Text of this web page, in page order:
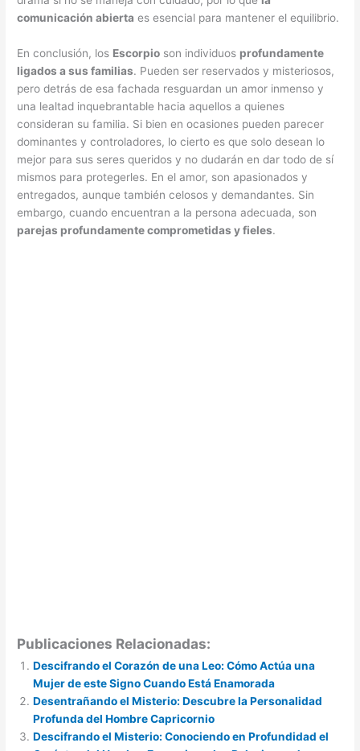
comunicación abierta es esencial para mantener el equilibrio.
En conclusión, los Escorpio son individuos profundamente
ligados a sus familias. Pueden ser reservados y misteriosos,
pero detrás de esa fachada resguardan un amor inmenso y
una lealtad inquebrantable hacia aquellos a quienes
consideran su familia. Si bien en ocasiones pueden parecer
dominantes y controladores, lo cierto es que solo desean lo
mejor para sus seres queridos y no dudarán en dar todo de sí
mismos para protegerles. En el amor, son apasionados y
entregados, aunque también celosos y demandantes. Sin
embargo, cuando encuentran a la persona adecuada, son
parejas profundamente comprometidas y fieles.
Publicaciones Relacionadas:
Descifrando el Corazón de una Leo: Cómo Actúa una
Mujer de este Signo Cuando Está Enamorada
Desentrañando el Misterio: Descubre la Personalidad
Profunda del Hombre Capricornio
Descifrando el Misterio: Conociendo en Profundidad el